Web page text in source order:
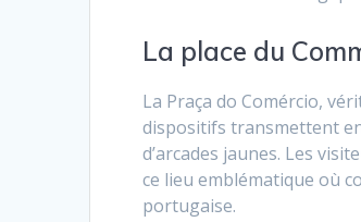
La place du
La Praça do Comércio,
dispositifs transmettent
d’arcades jaunes. Les
ce lieu emblématique où
portugaise.